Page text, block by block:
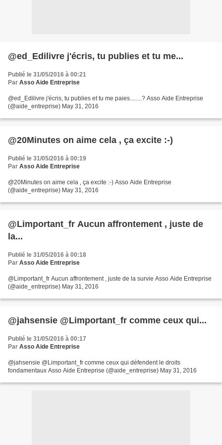
@ed_Edilivre j'écris, tu publies et tu me...
Publié le 31/05/2016 à 00:21
Par Asso Aide Entreprise
@ed_Edilivre j'écris, tu publies et tu me paies........? Asso Aide Entreprise
(@aide_entreprise) May 31, 2016
@20Minutes on aime cela , ça excite :-)
Publié le 31/05/2016 à 00:19
Par Asso Aide Entreprise
@20Minutes on aime cela , ça excite :-) Asso Aide Entreprise
(@aide_entreprise) May 31, 2016
@Limportant_fr Aucun affrontement , juste de
la...
Publié le 31/05/2016 à 00:18
Par Asso Aide Entreprise
@Limportant_fr Aucun affrontement , juste de la survie Asso Aide Entreprise
(@aide_entreprise) May 31, 2016
@jahsensie @Limportant_fr comme ceux qui...
Publié le 31/05/2016 à 00:17
Par Asso Aide Entreprise
@jahsensie @Limportant_fr comme ceux qui défendent le droits
fondamentaux Asso Aide Entreprise (@aide_entreprise) May 31, 2016